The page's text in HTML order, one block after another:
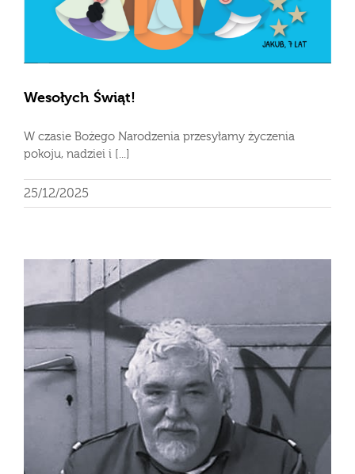
Wesołych Świąt!
W czasie Bożego Narodzenia przesyłamy życzenia
pokoju, nadziei i [...]
25/12/2025